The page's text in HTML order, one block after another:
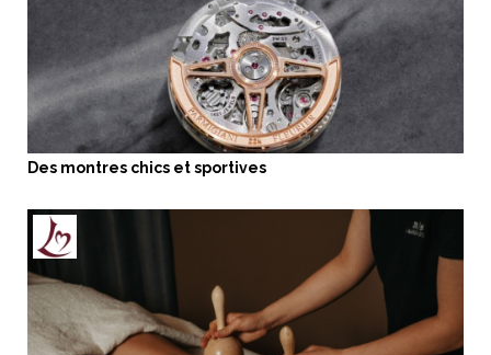
Des montres chics et sportives